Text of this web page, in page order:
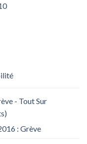
- Tout Sur
: Grève